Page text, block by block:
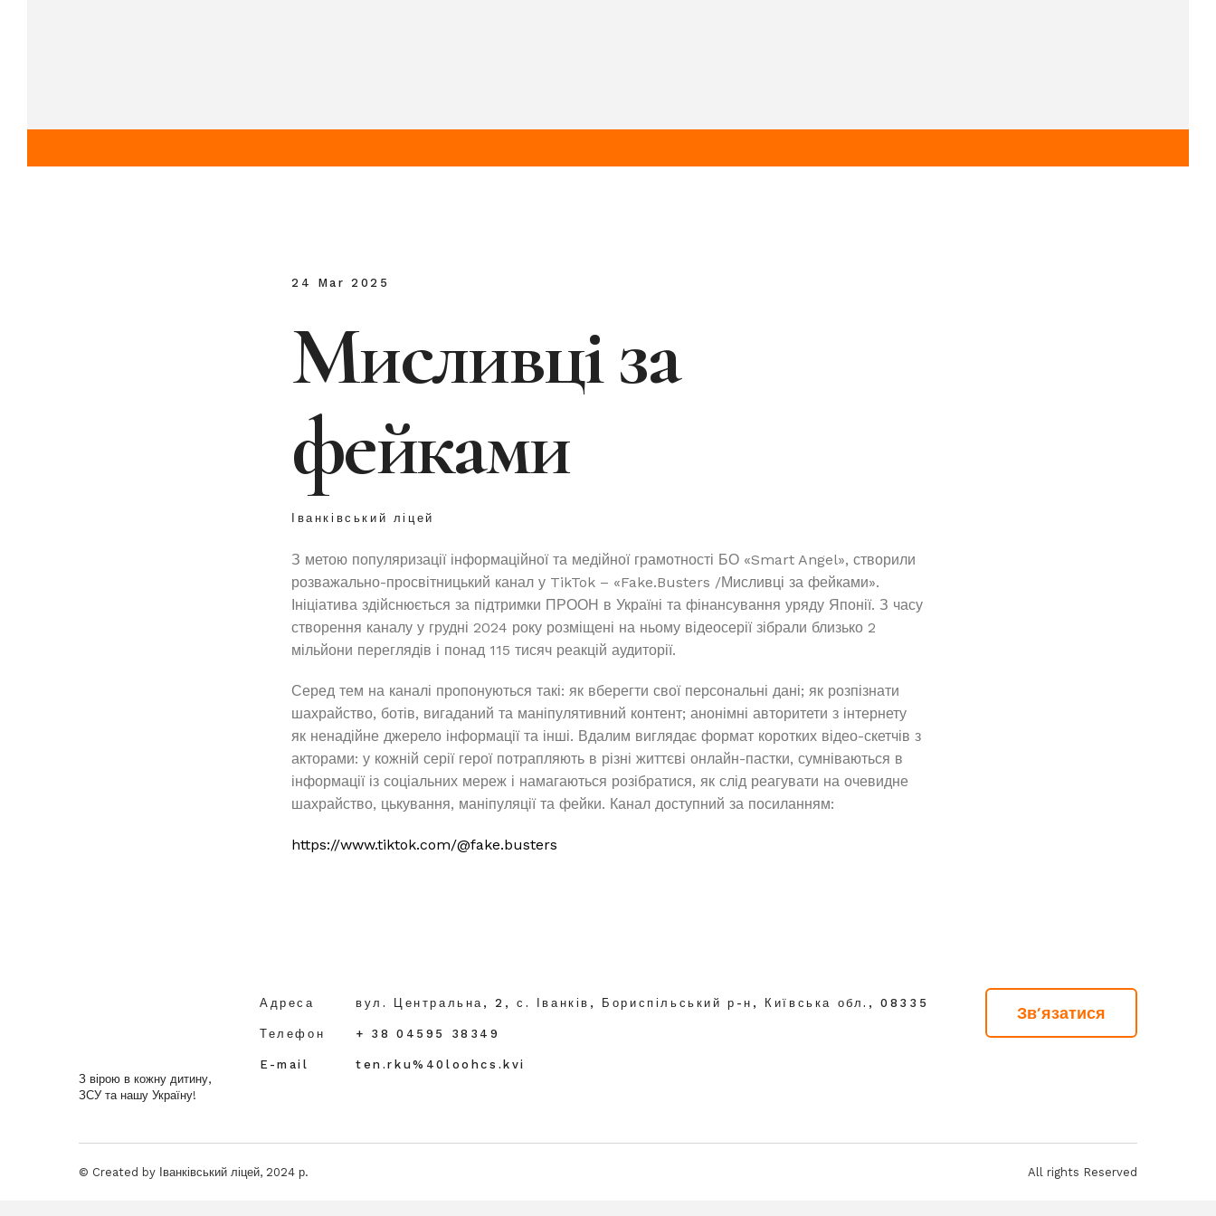
24 Mar 2025
Мисливці за
фейками
Іванківський ліцей
З метою популяризації інформаційної та медійної грамотності БО «Smart Angel», створили
розважально-просвітницький канал у TikTok – «Fake.Busters /Мисливці за фейками».
Ініціатива здійснюється за підтримки ПРООН в Україні та фінансування уряду Японії. З часу
створення каналу у грудні 2024 року розміщені на ньому відеосерії зібрали близько 2
мільйони переглядів і понад 115 тисяч реакцій аудиторії.
Серед тем на каналі пропонуються такі: як вберегти свої персональні дані; як розпізнати
шахрайство, ботів, вигаданий та маніпулятивний контент; анонімні авторитети з інтернету
як ненадійне джерело інформації та інші. Вдалим виглядає формат коротких відео-скетчів з
акторами: у кожній серії герої потрапляють в різні життєві онлайн-пастки, сумніваються в
інформації із соціальних мереж і намагаються розібратися, як слід реагувати на очевидне
шахрайство, цькування, маніпуляції та фейки. Канал доступний за посиланням:
https://www.tiktok.com/@fake.busters
З вірою в кожну дитину,
ЗСУ та нашу Україну!
Адреса вул. Центральна, 2, с. Іванків, Бориспільський р-н, Київська обл., 08335
Телефон + 38 04595 38349
E-mail ten.rku%40loohcs.kvi
Зв'язатися
© Created by Іванківський ліцей, 2024 р. All rights Reserved